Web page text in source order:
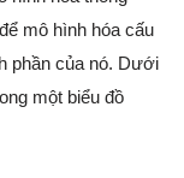
mô hình hóa cấu
phần của nó. Dưới
một biểu đồ